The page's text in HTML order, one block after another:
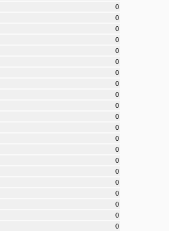
0
0
0
0
0
0
0
0
0
0
0
0
0
0
0
0
0
0
0
0
0